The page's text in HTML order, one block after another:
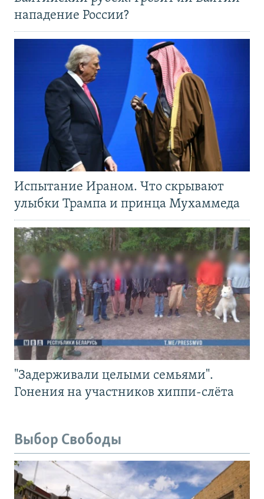
нападение России?
Испытание Ираном. Что скрывают
улыбки Трампа и принца Мухаммеда
"Задерживали целыми семьями".
Гонения на участников хиппи-слёта
Выбор Свободы